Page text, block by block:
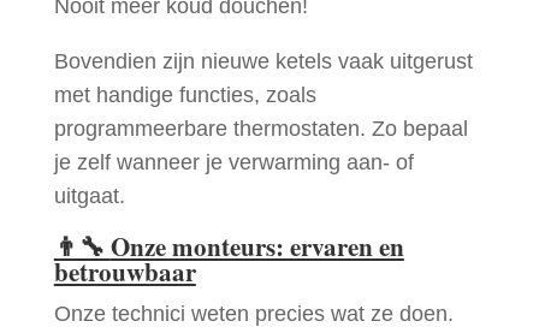
Nooit meer koud douchen!
Bovendien zijn nieuwe ketels vaak uitgerust
met handige functies, zoals
programmeerbare thermostaten. Zo bepaal
je zelf wanneer je verwarming aan- of
uitgaat.
👨‍🔧 Onze monteurs: ervaren en
betrouwbaar
Onze technici weten precies wat ze doen.